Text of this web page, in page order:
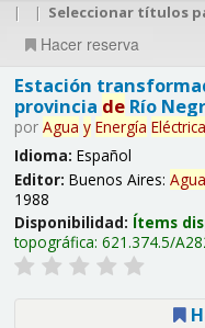
| | Seleccionar títulos
Hacer reserva
Estación
provincia deRío
por Agua y Energía
Idioma: Español
Editor: Buenos Aires: Agua
1988
Disponibilidad: Ítems
topográfica: 621.374.5/